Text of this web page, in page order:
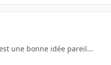
une bonne idée pareil...